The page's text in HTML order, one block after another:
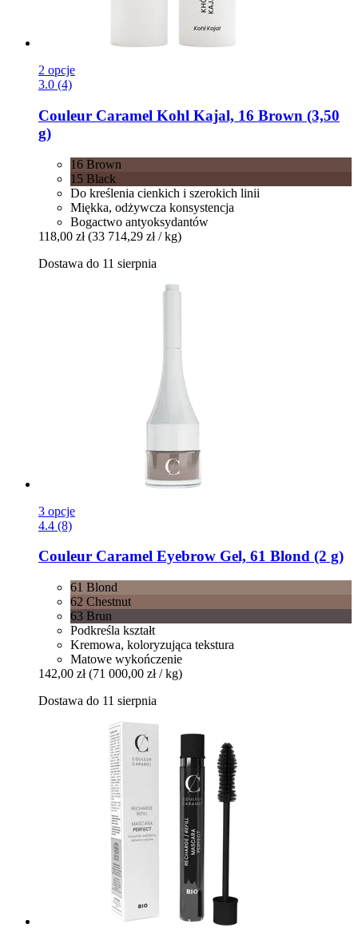
2 opcje
3.0 (4)
Couleur Caramel Kohl Kajal, 16 Brown (3,50
g)
16 Brown
15 Black
Do kreślenia cienkich i szerokich linii
Miękka, odżywcza konsystencja
Bogactwo antyoksydantów
118,00 zł (33 714,29 zł / kg)
Dostawa do 11 sierpnia
3 opcje
4.4 (8)
Couleur Caramel Eyebrow Gel, 61 Blond (2 g)
61 Blond
62 Chestnut
63 Brun
Podkreśla kształt
Kremowa, koloryzująca tekstura
Matowe wykończenie
142,00 zł (71 000,00 zł / kg)
Dostawa do 11 sierpnia